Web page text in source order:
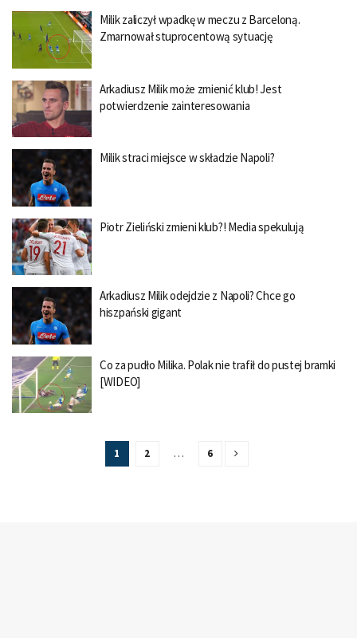
Milik zaliczył wpadkę w meczu z Barceloną.
Zmarnował stuprocentową sytuację
Arkadiusz Milik może zmienić klub! Jest
potwierdzenie zainteresowania
Milik straci miejsce w składzie Napoli?
Piotr Zieliński zmieni klub?! Media spekulują
Arkadiusz Milik odejdzie z Napoli? Chce go
hiszpański gigant
Co za pudło Milika. Polak nie trafił do pustej bramki
[WIDEO]
1 2 … 6